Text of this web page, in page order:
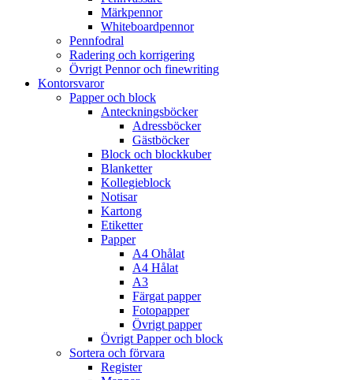
Märkpennor
Whiteboardpennor
Pennfodral
Radering och korrigering
Övrigt Pennor och finewriting
Kontorsvaror
Papper och block
Anteckningsböcker
Adressböcker
Gästböcker
Block och blockkuber
Blanketter
Kollegieblock
Notisar
Kartong
Etiketter
Papper
A4 Ohålat
A4 Hålat
A3
Färgat papper
Fotopapper
Övrigt papper
Övrigt Papper och block
Sortera och förvara
Register